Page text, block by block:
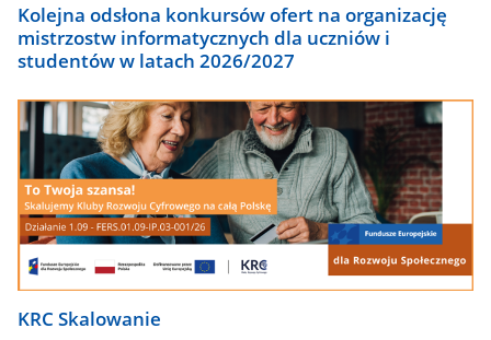
Kolejna odsłona konkursów ofert na organizację
mistrzostw informatycznych dla uczniów i
studentów w latach 2026/2027
KRC Skalowanie